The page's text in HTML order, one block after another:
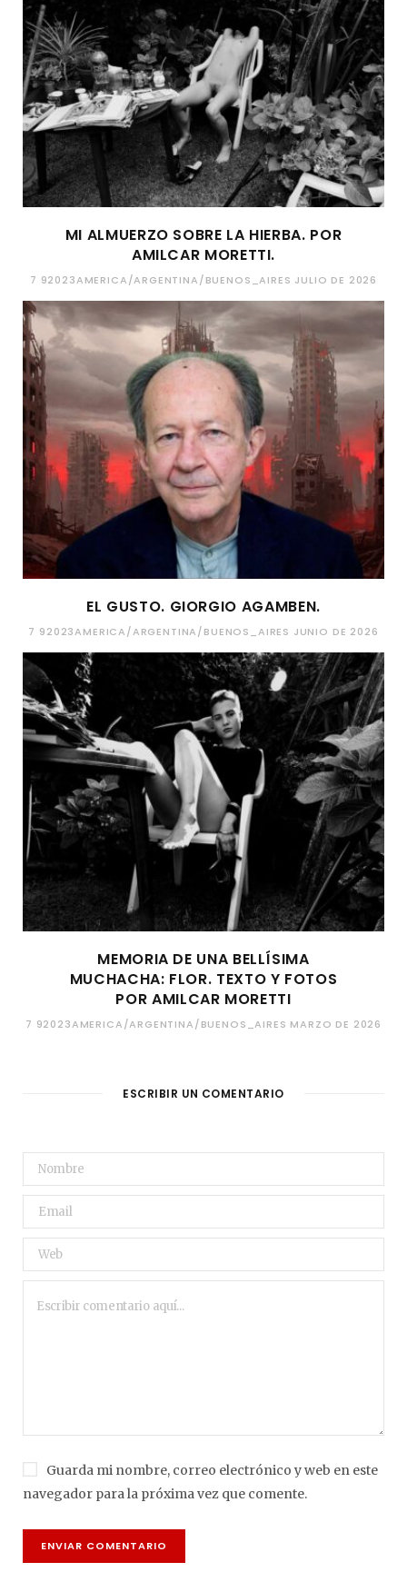
MI ALMUERZO SOBRE LA HIERBA. POR
AMILCAR MORETTI.
7 92023AMERICA/ARGENTINA/BUENOS_AIRES JULIO DE 2026
EL GUSTO. GIORGIO AGAMBEN.
7 92023AMERICA/ARGENTINA/BUENOS_AIRES JUNIO DE 2026
MEMORIA DE UNA BELLÍSIMA
MUCHACHA: FLOR. TEXTO Y FOTOS
POR AMILCAR MORETTI
7 92023AMERICA/ARGENTINA/BUENOS_AIRES MARZO DE 2026
ESCRIBIR UN COMENTARIO
Guarda mi nombre, correo electrónico y web en este
navegador para la próxima vez que comente.